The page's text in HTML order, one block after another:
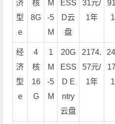
济
型
e
核
8G
M
-5
M
ESS
D云
盘
31元/
1年
经
济
型
e
4
核
16
G
1
M
-5
M
20G
ESS
D E
ntry
云盘
2174.
57元/
1年